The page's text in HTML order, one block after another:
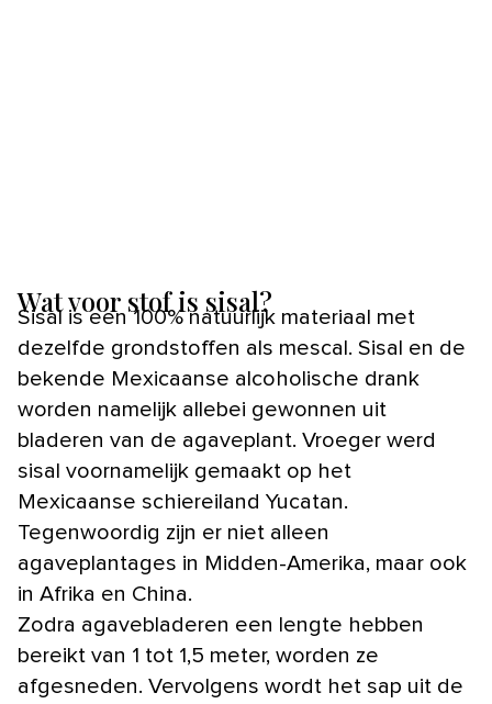
Wat voor stof is sisal?
Sisal is een 100% natuurlijk materiaal met
dezelfde grondstoffen als mescal. Sisal en de
bekende Mexicaanse alcoholische drank
worden namelijk allebei gewonnen uit
bladeren van de agaveplant. Vroeger werd
sisal voornamelijk gemaakt op het
Mexicaanse schiereiland Yucatan.
Tegenwoordig zijn er niet alleen
agaveplantages in Midden-Amerika, maar ook
in Afrika en China.
Zodra agavebladeren een lengte hebben
bereikt van 1 tot 1,5 meter, worden ze
afgesneden. Vervolgens wordt het sap uit de